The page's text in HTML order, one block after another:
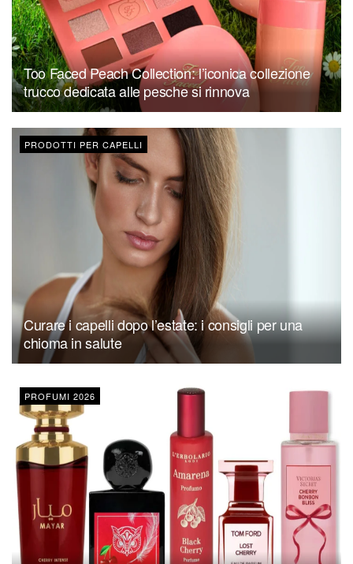
Too Faced Peach Collection: l’iconica collezione
trucco dedicata alle pesche si rinnova
PRODOTTI PER CAPELLI
Curare i capelli dopo l’estate: i consigli per una
chioma in salute
PROFUMI 2026